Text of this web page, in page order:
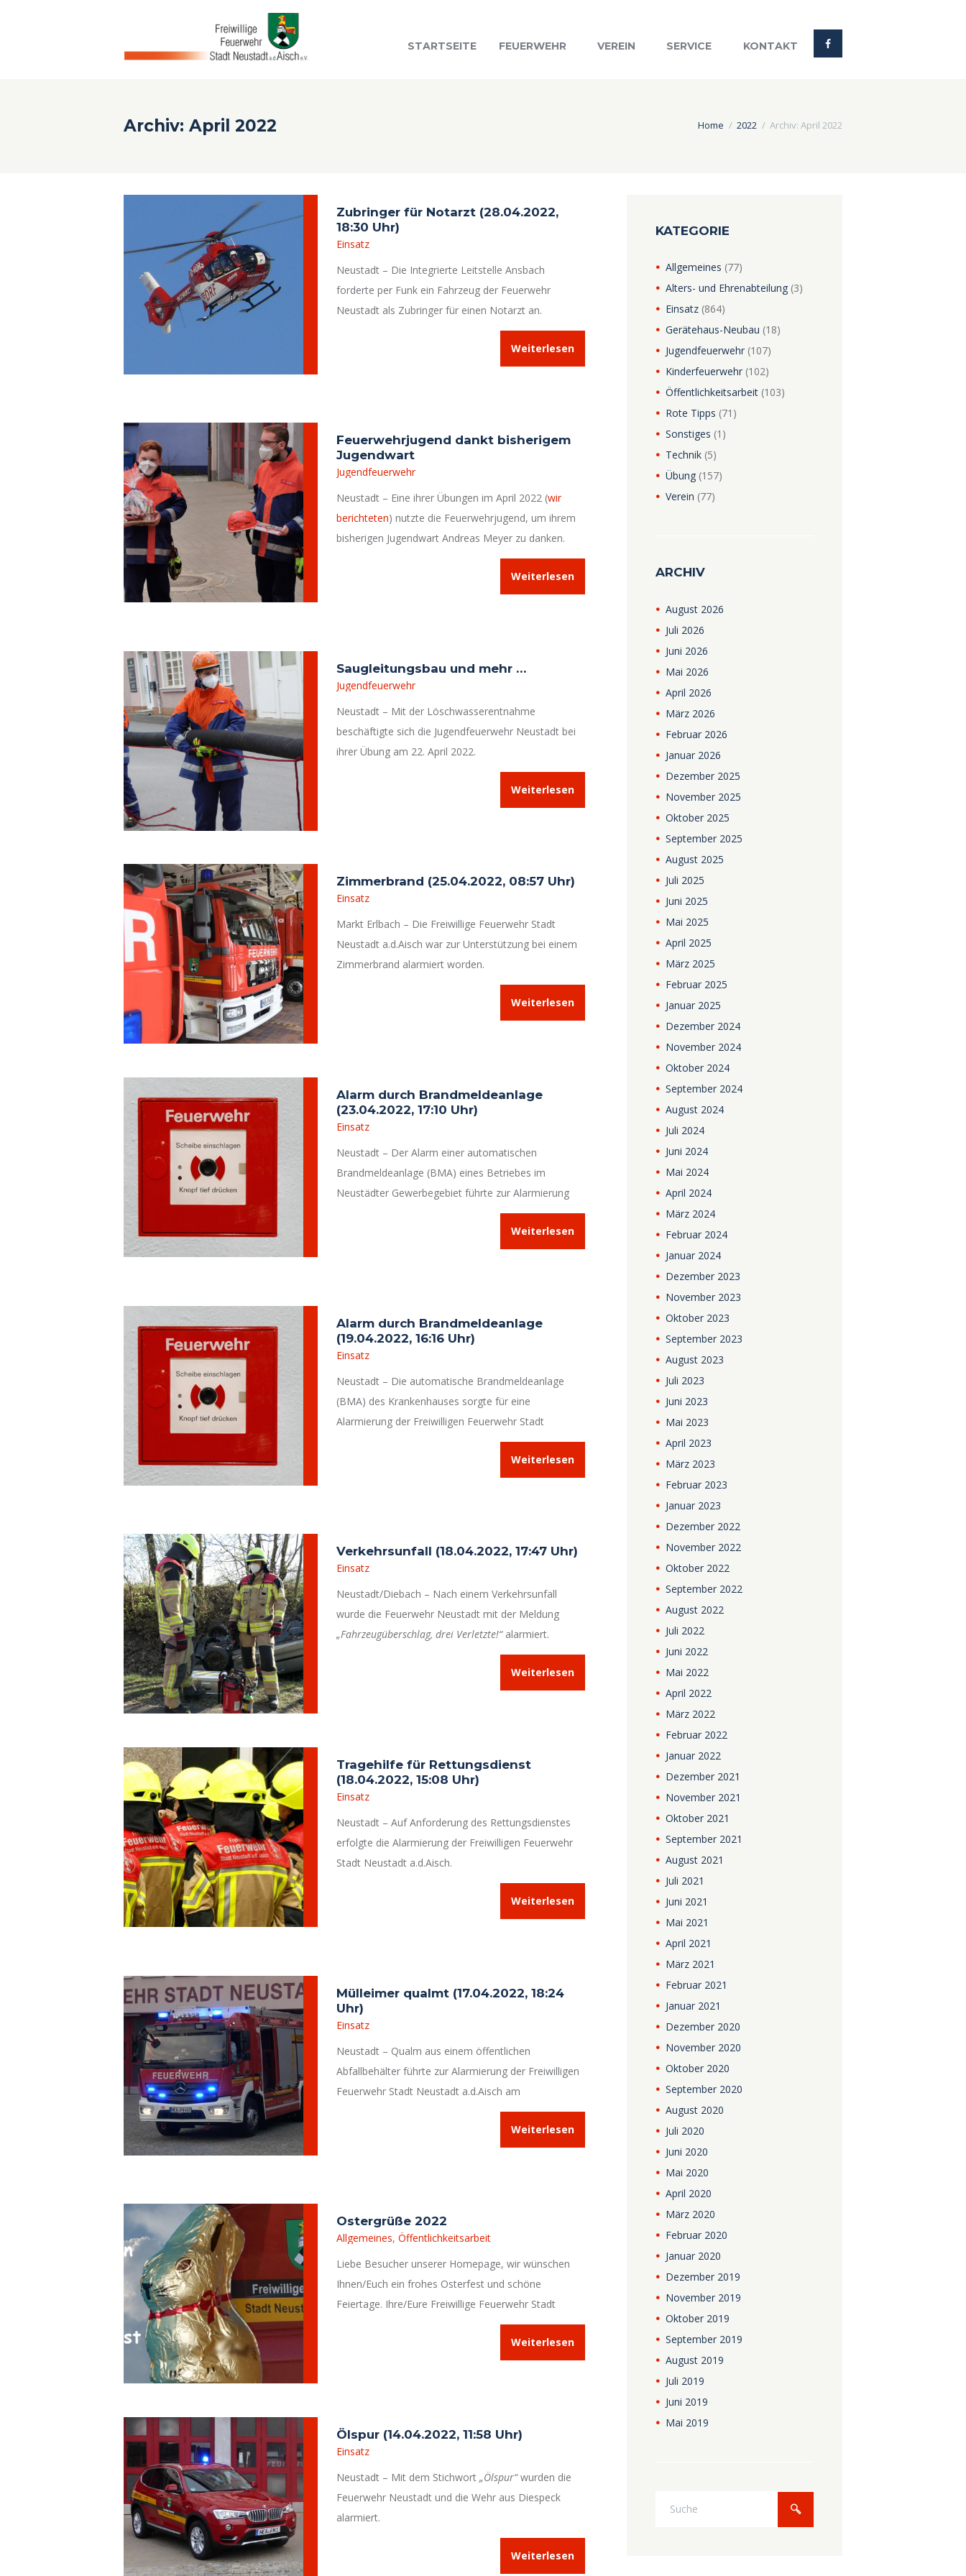
STARTSEITE FEUERWEHR VEREIN SERVICE KONTAKT
Archiv: April 2022 Home 2022 Archiv: April 2022
Zubringer für Notarzt (28.04.2022,
18:30 Uhr)
Einsatz
Neustadt – Die Integrierte Leitstelle Ansbach
forderte per Funk ein Fahrzeug der Feuerwehr
Neustadt als Zubringer für einen Notarzt an.
Weiterlesen
Feuerwehrjugend dankt bisherigem
Jugendwart
Jugendfeuerwehr
Neustadt – Eine ihrer Übungen im April 2022 (wir
berichteten) nutzte die Feuerwehrjugend, um ihrem
bisherigen Jugendwart Andreas Meyer zu danken.
Weiterlesen
Saugleitungsbau und mehr …
Jugendfeuerwehr
Neustadt – Mit der Löschwasserentnahme
beschäftigte sich die Jugendfeuerwehr Neustadt bei
ihrer Übung am 22. April 2022.
Weiterlesen
Zimmerbrand (25.04.2022, 08:57 Uhr)
Einsatz
Markt Erlbach – Die Freiwillige Feuerwehr Stadt
Neustadt a.d.Aisch war zur Unterstützung bei einem
Zimmerbrand alarmiert worden.
Weiterlesen
Alarm durch Brandmeldeanlage
(23.04.2022, 17:10 Uhr)
Einsatz
Neustadt – Der Alarm einer automatischen
Brandmeldeanlage (BMA) eines Betriebes im
Neustädter Gewerbegebiet führte zur Alarmierung
Weiterlesen
Alarm durch Brandmeldeanlage
(19.04.2022, 16:16 Uhr)
Einsatz
Neustadt – Die automatische Brandmeldeanlage
(BMA) des Krankenhauses sorgte für eine
Alarmierung der Freiwilligen Feuerwehr Stadt
Weiterlesen
Verkehrsunfall (18.04.2022, 17:47 Uhr)
Einsatz
Neustadt/Diebach – Nach einem Verkehrsunfall
wurde die Feuerwehr Neustadt mit der Meldung
„Fahrzeugüberschlag, drei Verletzte!“alarmiert.
Weiterlesen
Tragehilfe für Rettungsdienst
(18.04.2022, 15:08 Uhr)
Einsatz
Neustadt – Auf Anforderung des Rettungsdienstes
erfolgte die Alarmierung der Freiwilligen Feuerwehr
Stadt Neustadt a.d.Aisch.
Weiterlesen
Mülleimer qualmt (17.04.2022, 18:24
Uhr)
Einsatz
Neustadt – Qualm aus einem öffentlichen
Abfallbehälter führte zur Alarmierung der Freiwilligen
Feuerwehr Stadt Neustadt a.d.Aisch am
Weiterlesen
Ostergrüße 2022
Allgemeines,Öffentlichkeitsarbeit
Liebe Besucher unserer Homepage, wir wünschen
Ihnen/Euch ein frohes Osterfest und schöne
Feiertage. Ihre/Eure Freiwillige Feuerwehr Stadt
Weiterlesen
Ölspur (14.04.2022, 11:58 Uhr)
Einsatz
Neustadt – Mit dem Stichwort„Ölspur“wurden die
Feuerwehr Neustadt und die Wehr aus Diespeck
alarmiert.
Weiterlesen
KATEGORIE
Allgemeines (77)
Alters- und Ehrenabteilung(3)
Einsatz(864)
Gerätehaus-Neubau (18)
Jugendfeuerwehr(107)
Kinderfeuerwehr(102)
Öffentlichkeitsarbeit(103)
Rote Tipps (71)
Sonstiges (1)
Technik(5)
Übung(157)
Verein (77)
ARCHIV
August 2026
Juli 2026
Juni 2026
Mai 2026
April 2026
März 2026
Februar 2026
Januar 2026
Dezember 2025
November 2025
Oktober 2025
September 2025
August 2025
Juli 2025
Juni 2025
Mai 2025
April 2025
März 2025
Februar 2025
Januar 2025
Dezember 2024
November 2024
Oktober 2024
September 2024
August 2024
Juli 2024
Juni 2024
Mai 2024
April 2024
März 2024
Februar 2024
Januar 2024
Dezember 2023
November 2023
Oktober 2023
September 2023
August 2023
Juli 2023
Juni 2023
Mai 2023
April 2023
März 2023
Februar 2023
Januar 2023
Dezember 2022
November 2022
Oktober 2022
September 2022
August 2022
Juli 2022
Juni 2022
Mai 2022
April 2022
März 2022
Februar 2022
Januar 2022
Dezember 2021
November 2021
Oktober 2021
September 2021
August 2021
Juli 2021
Juni 2021
Mai 2021
April 2021
März 2021
Februar 2021
Januar 2021
Dezember 2020
November 2020
Oktober 2020
September 2020
August 2020
Juli 2020
Juni 2020
Mai 2020
April 2020
März 2020
Februar 2020
Januar 2020
Dezember 2019
November 2019
Oktober 2019
September 2019
August 2019
Juli 2019
Juni 2019
Mai 2019